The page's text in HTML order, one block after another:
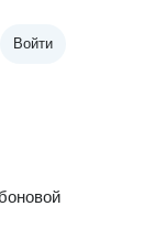
Войти